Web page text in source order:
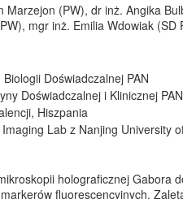
(PW), dr inż. Angika
mgr inż. Emilia Wdowiak
Doświadczalnej PAN
Doświadczalnej i Klinicznej PAN
Hiszpania
Lab z Nanjing University
holograficznej Gabora
fluorescencyjnych.